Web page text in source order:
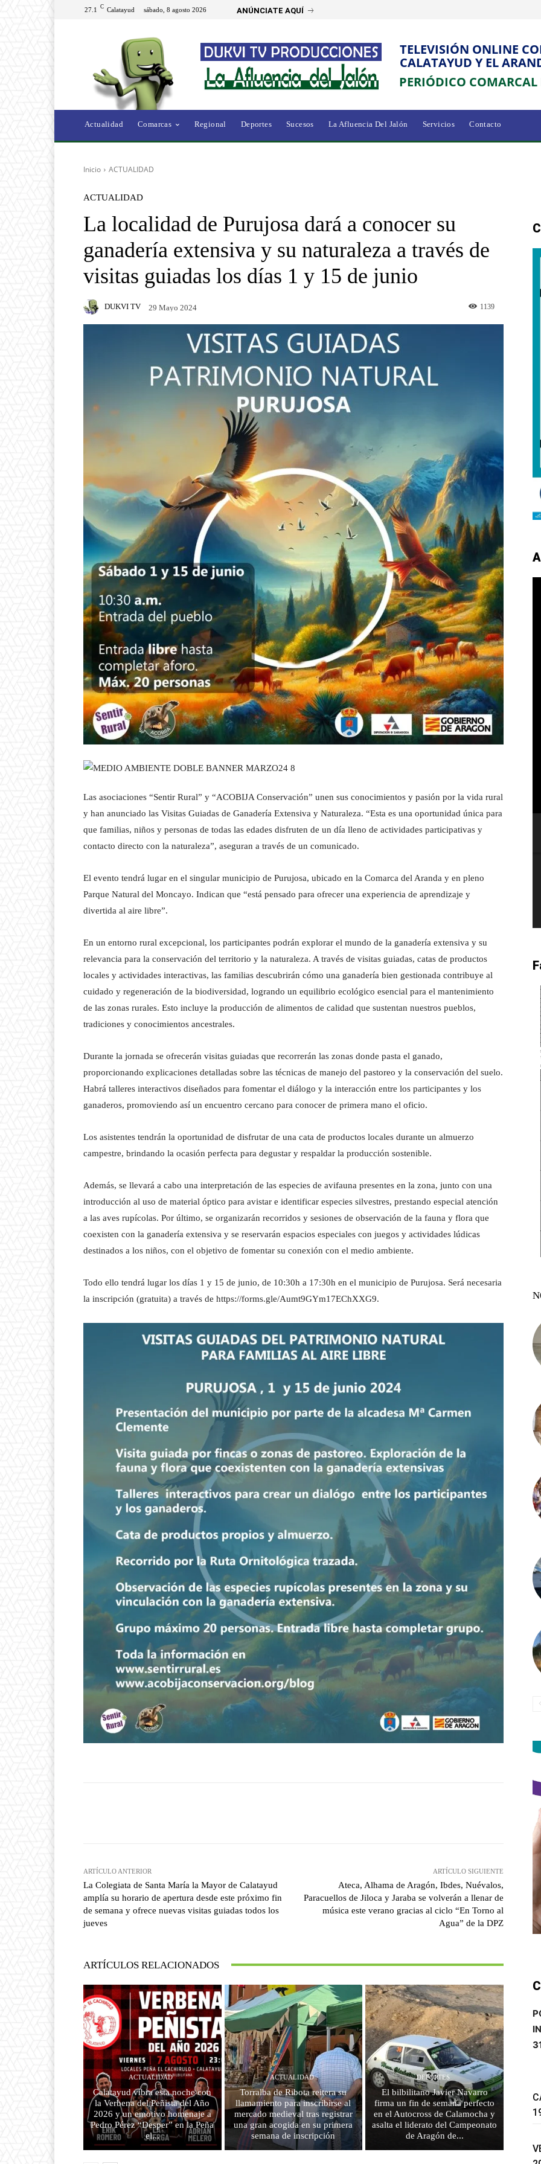
27.1 C Calatayud sábado, 8 agosto 2026 ANÚNCIATE AQUÍ
TELEVISIÓN ONLINE
CALATAYUD Y EL
PERIÓDICO
Actualidad Comarcas Regional Deportes Sucesos La Afluencia Del Jalón Servicios Contacto
Inicio ACTUALIDAD
ACTUALIDAD
La localidad de Purujosa dará a conocer su
ganadería extensiva y su naturaleza a través de
visitas guiadas los días 1 y 15 de junio
DUKVI TV 29 Mayo 2024 1139
Las asociaciones “Sentir Rural” y “ACOBIJA Conservación” unen sus conocimientos y pasión por la vida rural
y han anunciado las Visitas Guiadas de Ganadería Extensiva y Naturaleza. “Esta es una oportunidad única para
que familias, niños y personas de todas las edades disfruten de un día lleno de actividades participativas y
contacto directo con la naturaleza”, aseguran a través de un comunicado.
El evento tendrá lugar en el singular municipio de Purujosa, ubicado en la Comarca del Aranda y en pleno
Parque Natural del Moncayo. Indican que “está pensado para ofrecer una experiencia de aprendizaje y
divertida al aire libre”.
En un entorno rural excepcional, los participantes podrán explorar el mundo de la ganadería extensiva y su
relevancia para la conservación del territorio y la naturaleza. A través de visitas guiadas, catas de productos
locales y actividades interactivas, las familias descubrirán cómo una ganadería bien gestionada contribuye al
cuidado y regeneración de la biodiversidad, logrando un equilibrio ecológico esencial para el mantenimiento
de las zonas rurales. Esto incluye la producción de alimentos de calidad que sustentan nuestros pueblos,
tradiciones y conocimientos ancestrales.
Durante la jornada se ofrecerán visitas guiadas que recorrerán las zonas donde pasta el ganado,
proporcionando explicaciones detalladas sobre las técnicas de manejo del pastoreo y la conservación del suelo.
Habrá talleres interactivos diseñados para fomentar el diálogo y la interacción entre los participantes y los
ganaderos, promoviendo así un encuentro cercano para conocer de primera mano el oficio.
Los asistentes tendrán la oportunidad de disfrutar de una cata de productos locales durante un almuerzo
campestre, brindando la ocasión perfecta para degustar y respaldar la producción sostenible.
Además, se llevará a cabo una interpretación de las especies de avifauna presentes en la zona, junto con una
introducción al uso de material óptico para avistar e identificar especies silvestres, prestando especial atención
a las aves rupícolas. Por último, se organizarán recorridos y sesiones de observación de la fauna y flora que
coexisten con la ganadería extensiva y se reservarán espacios especiales con juegos y actividades lúdicas
destinados a los niños, con el objetivo de fomentar su conexión con el medio ambiente.
Todo ello tendrá lugar los días 1 y 15 de junio, de 10:30h a 17:30h en el municipio de Purujosa. Será necesaria
la inscripción (gratuita) a través de https://forms.gle/Aumt9GYm17EChXXG9.
ARTÍCULO ANTERIOR
La Colegiata de Santa María la Mayor de Calatayud
amplía su horario de apertura desde este próximo fin
de semana y ofrece nuevas visitas guiadas todos los
jueves
ARTÍCULO SIGUIENTE
Ateca, Alhama de Aragón, Ibdes, Nuévalos,
Paracuellos de Jiloca y Jaraba se volverán a llenar de
música este verano gracias al ciclo “En Torno al
Agua” de la DPZ
ARTÍCULOS RELACIONADOS
ACTUALIDAD
Calatayud vibra esta noche con
la Verbena del Peñista del Año
2026 y un emotivo homenaje a
Pedro Pérez “Desper” en la Peña
el...
ACTUALIDAD
Torralba de Ribota reitera su
llamamiento para inscribirse al
mercado medieval tras registrar
una gran acogida en su primera
semana de inscripción
DEPORTES
El bilbilitano Javier Navarro
firma un fin de semana perfecto
en el Autocross de Calamocha y
asalta el liderato del Campeonato
de Aragón de...